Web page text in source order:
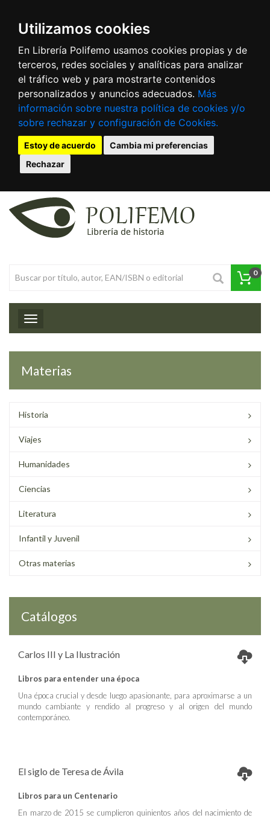
Utilizamos cookies
En Librería Polifemo usamos cookies propias y de
terceros, redes sociales y analíticas para analizar
el tráfico web y para mostrarte contenidos
personalizados y anuncios adecuados. Más
información sobre nuestra política de cookies y/o
sobre rechazar y configuración de Cookies.
Estoy de acuerdo
Cambia mi preferencias
Rechazar
0
Toggle navigation
Materias
Historia
Viajes
Humanidades
Ciencias
Literatura
Infantil y Juvenil
Otras materias
Catálogos
Carlos III y La Ilustración
Libros para entender una época
Una época crucial y desde luego apasionante, para aproximarse a un
mundo cambiante y rendido al progreso y al origen del mundo
contemporáneo.
El siglo de Teresa de Ávila
Libros para un Centenario
En marzo de 2015 se cumplieron quinientos años del nacimiento de